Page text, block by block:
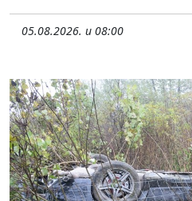
05.08.2026. u 08:00